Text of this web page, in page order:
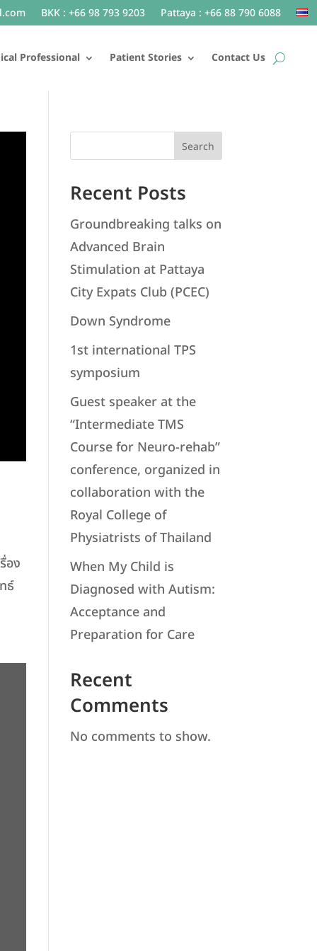
BKK : +66 98 793 9203 Pattaya : +66 88 790 6088
Professional Patient Stories Contact Us
อง
ธ์
Search
Recent Posts
Groundbreaking talks on
Advanced Brain
Stimulation at Pattaya
City Expats Club (PCEC)
Down Syndrome
1st international TPS
symposium
Guest speaker at the
“Intermediate TMS
Course for Neuro-rehab”
conference, organized in
collaboration with the
Royal College of
Physiatrists of Thailand
When My Child is
Diagnosed with Autism:
Acceptance and
Preparation for Care
Recent
Comments
No comments to show.